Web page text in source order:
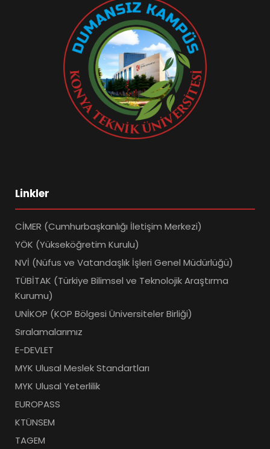
Linkler
CİMER (Cumhurbaşkanlığı İletişim Merkezi)
YÖK (Yükseköğretim Kurulu)
NVİ (Nüfus ve Vatandaşlık İşleri Genel Müdürlüğü)
TÜBİTAK (Türkiye Bilimsel ve Teknolojik Araştırma
Kurumu)
UNİKOP (KOP Bölgesi Üniversiteler Birliği)
Sıralamalarımız
E-DEVLET
MYK Ulusal Meslek Standartları
MYK Ulusal Yeterlilik
EUROPASS
KTÜNSEM
TAGEM